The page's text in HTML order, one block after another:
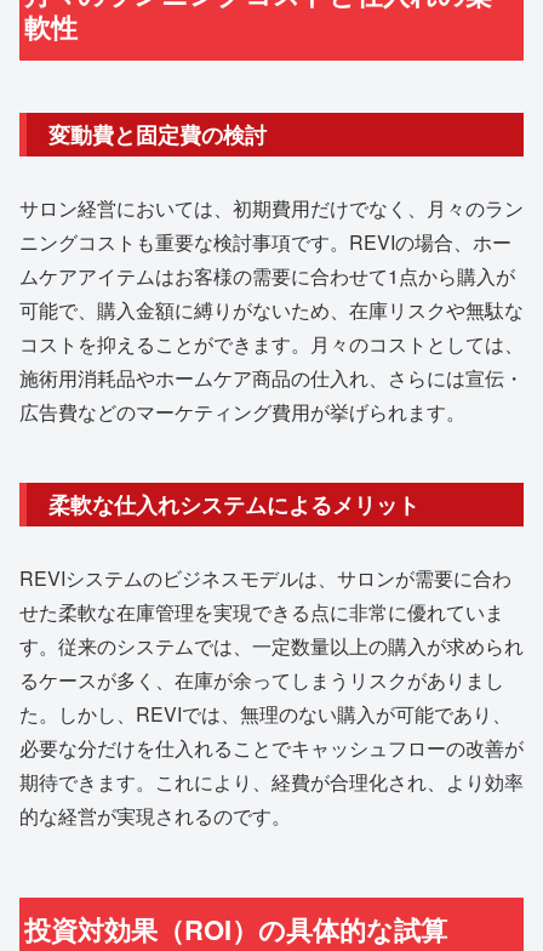
軟性
変動費と固定費の検討
サロン経営においては、初期費用だけでなく、月々のラン
ニングコストも重要な検討事項です。REVIの場合、ホー
ムケアアイテムはお客様の需要に合わせて1点から購入が
可能で、購入金額に縛りがないため、在庫リスクや無駄な
コストを抑えることができます。月々のコストとしては、
施術用消耗品やホームケア商品の仕入れ、さらには宣伝・
広告費などのマーケティング費用が挙げられます。
柔軟な仕入れシステムによるメリット
REVIシステムのビジネスモデルは、サロンが需要に合わ
せた柔軟な在庫管理を実現できる点に非常に優れていま
す。従来のシステムでは、一定数量以上の購入が求められ
るケースが多く、在庫が余ってしまうリスクがありまし
た。しかし、REVIでは、無理のない購入が可能であり、
必要な分だけを仕入れることでキャッシュフローの改善が
期待できます。これにより、経費が合理化され、より効率
的な経営が実現されるのです。
投資対効果（ROI）の具体的な試算